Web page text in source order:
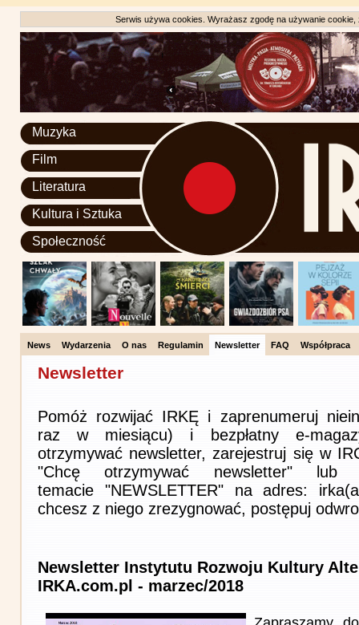
Serwis używa cookies. Wyrażasz zgodę na używanie
Muzyka
Film
Literatura
Kultura i Sztuka
Społeczność
News Wydarzenia O nas Regulamin Newsletter FAQ Współpraca
Newsletter
Pomóż rozwijać IRKĘ i zaprenumeruj
raz w miesiącu) i bezpłatny e-
otrzymywać newsletter, zarejestruj się w
"Chcę otrzymywać newsletter"
temacie "NEWSLETTER" na adres:
chcesz z niego zrezygnować, postępuj
Newsletter Instytutu Rozwoju Kultury
IRKA.com.pl - marzec/2018